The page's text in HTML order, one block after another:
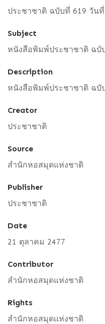
ประชาชาติ ฉบับที่ 619 วัน
Subject
หนังสือพิมพ์ประชาชาติ ฉบั
Description
หนังสือพิมพ์ประชาชาติ ฉบั
Creator
ประชาชาติ
Source
สำนักหอสมุดแห่งชาติ
Publisher
ประชาชาติ
Date
21 ตุลาคม 2477
Contributor
สำนักหอสมุดแห่งชาติ
Rights
สำนักหอสมุดแห่งชาติ